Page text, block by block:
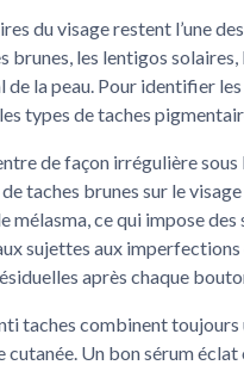
du visage restent l’une
brunes, les lentigos
de la peau. Pour identifier
types de taches
de façon irrégulière
taches brunes sur le
mélasma, ce qui impose
sujettes aux
après chaque
taches combinent
cutanée. Un bon sérum